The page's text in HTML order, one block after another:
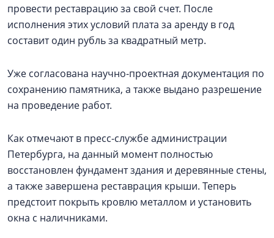
провести реставрацию за свой счет. После
исполнения этих условий плата за аренду в год
составит один рубль за квадратный метр.
Уже согласована научно-проектная документация по
сохранению памятника, а также выдано разрешение
на проведение работ.
Как отмечают в пресс-службе администрации
Петербурга, на данный момент полностью
восстановлен фундамент здания и деревянные стены,
а также завершена реставрация крыши. Теперь
предстоит покрыть кровлю металлом и установить
окна с наличниками.